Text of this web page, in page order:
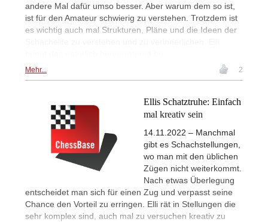
andere Mal dafür umso besser. Aber warum dem so ist,
ist für den Amateur schwierig zu verstehen. Trotzdem ist
es wichtig auch mal Strukturen, Pläne und die Ideen der
Mehr... 2
Ellis Schatztruhe: Einfach
mal kreativ sein
14.11.2022 – Manchmal
gibt es Schachstellungen,
wo man mit den üblichen
Zügen nicht weiterkommt.
Nach etwas Überlegung
entscheidet man sich für einen Zug und verpasst seine
Chance den Vorteil zu erringen. Elli rät in Stellungen die
sehr komplex sind, auch mal zu versuchen kreativ zu